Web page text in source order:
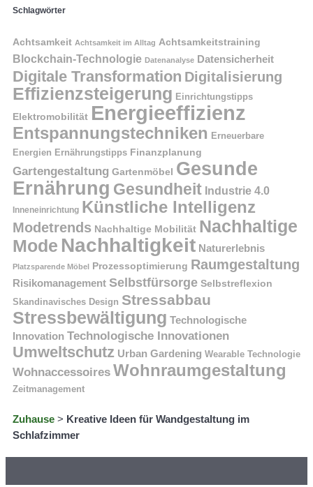
Schlagwörter
Achtsamkeit Achtsamkeit im Alltag Achtsamkeitstraining
Blockchain-Technologie Datenanalyse Datensicherheit
Digitale Transformation Digitalisierung
Effizienzsteigerung Einrichtungstipps
Elektromobilität Energieeffizienz
Entspannungstechniken Erneuerbare
Energien Ernährungstipps Finanzplanung
Gartengestaltung Gartenmöbel Gesunde
Ernährung Gesundheit Industrie 4.0
Inneneinrichtung Künstliche Intelligenz
Modetrends Nachhaltige Mobilität Nachhaltige
Mode Nachhaltigkeit Naturerlebnis
Platzsparende Möbel Prozessoptimierung Raumgestaltung
Risikomanagement Selbstfürsorge Selbstreflexion
Skandinavisches Design Stressabbau
Stressbewältigung Technologische
Innovation Technologische Innovationen
Umweltschutz Urban Gardening Wearable Technologie
Wohnaccessoires Wohnraumgestaltung
Zeitmanagement
Zuhause > Kreative Ideen für Wandgestaltung im
Schlafzimmer